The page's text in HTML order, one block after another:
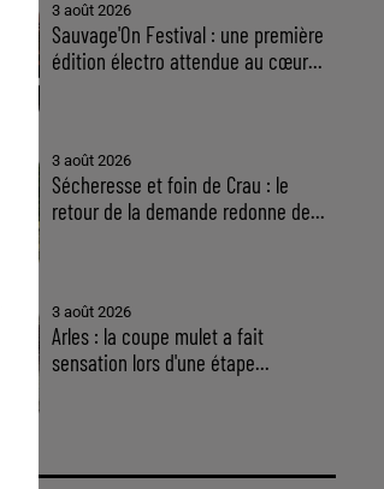
3 août 2026
Sauvage'On Festival : une première
édition électro attendue au cœur...
3 août 2026
Sécheresse et foin de Crau : le
retour de la demande redonne de...
3 août 2026
Arles : la coupe mulet a fait
sensation lors d'une étape...